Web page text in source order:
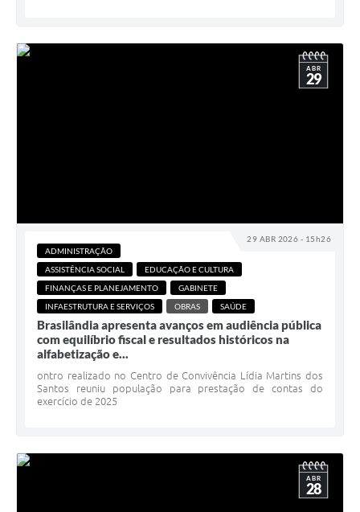
29 ABR 2026 - 15h26
ABR
29
ADMINISTRAÇÃO
ASSISTÊNCIA SOCIAL
EDUCAÇÃO E CULTURA
FINANÇAS E PLANEJAMENTO
GABINETE
INFAESTRUTURA E SERVIÇOS
OBRAS SAÚDE
Brasilândia apresenta avanços em audiência pública
com equilíbrio fiscal e resultados históricos na
alfabetização e...
ontro realizado no Centro de Convivência Lídia Martins dos
Santos reuniu população para prestação de contas do
exercício de 2025
ABR
28